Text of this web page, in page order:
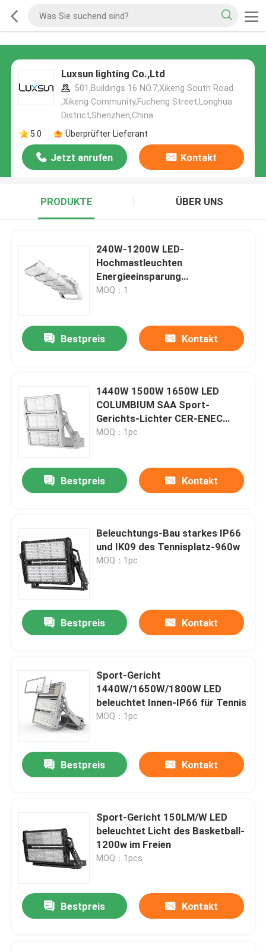
Luxsun lighting Co.,Ltd
501,Buildings 16 NO.7,Xikeng South Road
,Xikeng Community,Fucheng Street,Longhua
District,Shenzhen,China
5.0
Überprüfter Lieferant
Jetzt anrufen Kontakt
PRODUKTE ÜBER UNS
240W-1200W LED-
Hochmastleuchten
Energieeinsparung
Beleuchtungslösung
MOQ：1
Bestpreis Kontakt
1440W 1500W 1650W LED
COLUMBIUM SAA Sport-
Gerichts-Lichter CER-ENEC
bescheinigte
MOQ：1pc
Bestpreis Kontakt
Beleuchtungs-Bau starkes IP66
und IK09 des Tennisplatz-960w
MOQ：1pc
Bestpreis Kontakt
Sport-Gericht
1440W/1650W/1800W LED
beleuchtet Innen-IP66 für Tennis
MOQ：1pc
Bestpreis Kontakt
Sport-Gericht 150LM/W LED
beleuchtet Licht des Basketball-
1200w im Freien
MOQ：1pcs
Bestpreis Kontakt